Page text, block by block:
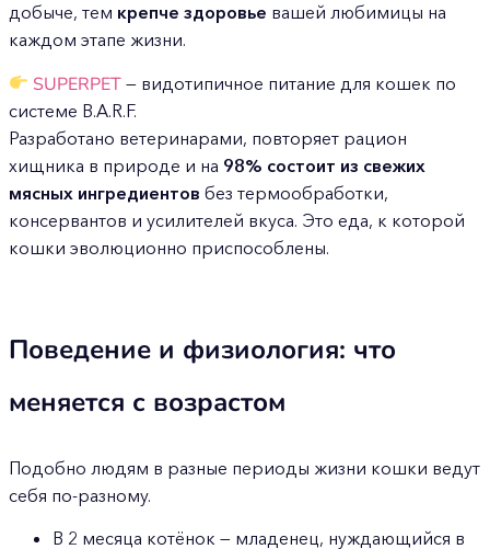
добыче, тем крепче здоровье вашей любимицы на
каждом этапе жизни.
SUPERPET — видотипичное питание для кошек по
системе B.A.R.F.
Разработано ветеринарами, повторяет рацион
хищника в природе и на 98% состоит из свежих
мясных ингредиентов без термообработки,
консервантов и усилителей вкуса. Это еда, к которой
кошки эволюционно приспособлены.
Поведение и физиология: что
меняется с возрастом
Подобно людям в разные периоды жизни кошки ведут
себя по-разному.
В 2 месяца котёнок — младенец, нуждающийся в